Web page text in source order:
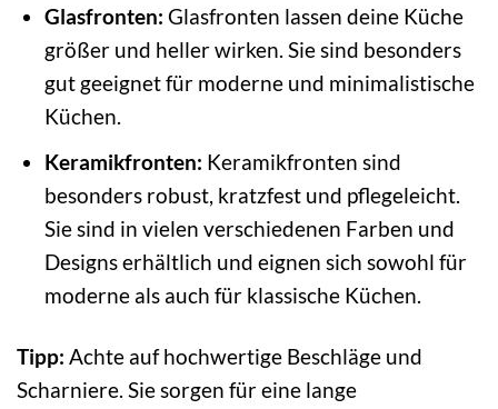
Glasfronten: Glasfronten lassen deine Küche
größer und heller wirken. Sie sind besonders
gut geeignet für moderne und minimalistische
Küchen.
Keramikfronten: Keramikfronten sind
besonders robust, kratzfest und pflegeleicht.
Sie sind in vielen verschiedenen Farben und
Designs erhältlich und eignen sich sowohl für
moderne als auch für klassische Küchen.
Tipp: Achte auf hochwertige Beschläge und
Scharniere. Sie sorgen für eine lange